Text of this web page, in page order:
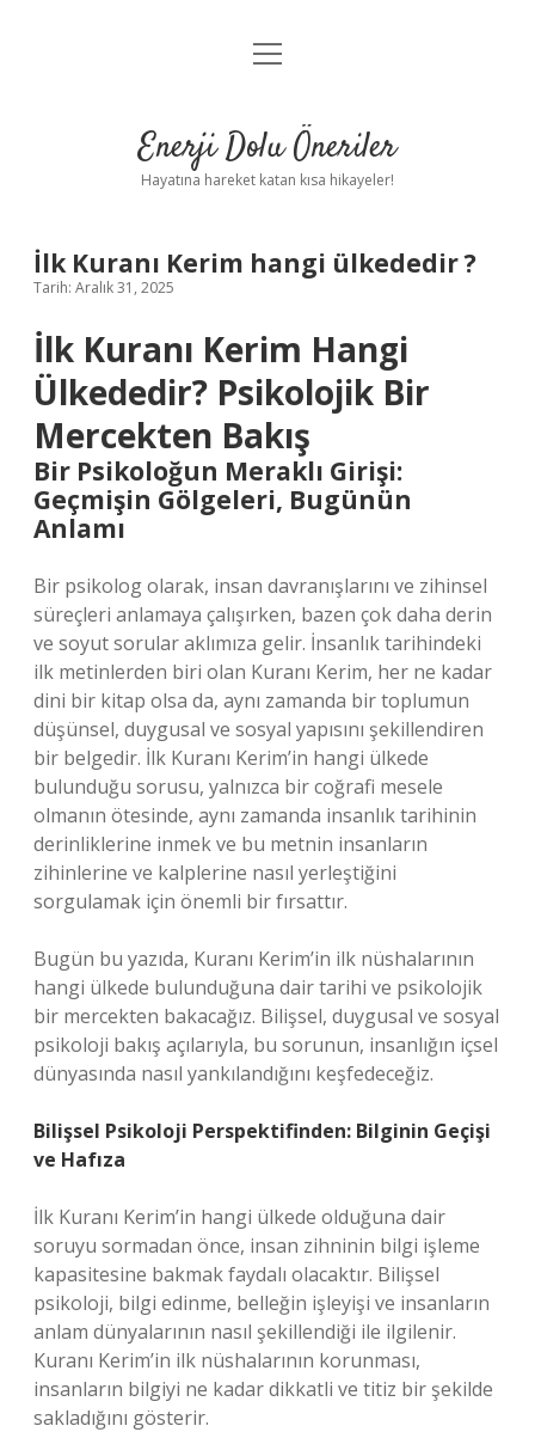
Anasayfa
Yasal Uyarı
menüyü
Enerji Dolu Öneriler
Hayatına hareket katan kısa hikayeler!
İlk Kuranı Kerim hangi ülkededir ?
Tarih: Aralık 31, 2025
İlk Kuranı Kerim Hangi
Ülkededir? Psikolojik Bir
Mercekten Bakış
Bir Psikoloğun Meraklı Girişi:
Geçmişin Gölgeleri, Bugünün
Anlamı
Bir psikolog olarak, insan davranışlarını ve zihinsel
süreçleri anlamaya çalışırken, bazen çok daha derin
ve soyut sorular aklımıza gelir. İnsanlık tarihindeki
ilk metinlerden biri olan Kuranı Kerim, her ne kadar
dini bir kitap olsa da, aynı zamanda bir toplumun
düşünsel, duygusal ve sosyal yapısını şekillendiren
bir belgedir. İlk Kuranı Kerim’in hangi ülkede
bulunduğu sorusu, yalnızca bir coğrafi mesele
olmanın ötesinde, aynı zamanda insanlık tarihinin
derinliklerine inmek ve bu metnin insanların
zihinlerine ve kalplerine nasıl yerleştiğini
sorgulamak için önemli bir fırsattır.
Bugün bu yazıda, Kuranı Kerim’in ilk nüshalarının
hangi ülkede bulunduğuna dair tarihi ve psikolojik
bir mercekten bakacağız. Bilişsel, duygusal ve sosyal
psikoloji bakış açılarıyla, bu sorunun, insanlığın içsel
dünyasında nasıl yankılandığını keşfedeceğiz.
Bilişsel Psikoloji Perspektifinden: Bilginin Geçişi
ve Hafıza
İlk Kuranı Kerim’in hangi ülkede olduğuna dair
soruyu sormadan önce, insan zihninin bilgi işleme
kapasitesine bakmak faydalı olacaktır. Bilişsel
psikoloji, bilgi edinme, belleğin işleyişi ve insanların
anlam dünyalarının nasıl şekillendiği ile ilgilenir.
Kuranı Kerim’in ilk nüshalarının korunması,
insanların bilgiyi ne kadar dikkatli ve titiz bir şekilde
sakladığını gösterir.